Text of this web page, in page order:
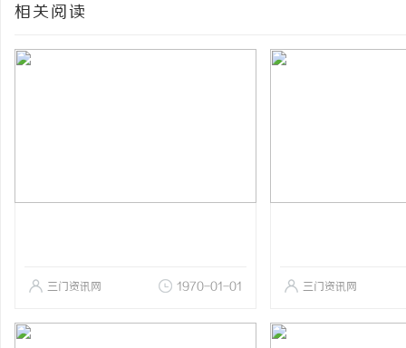
相关阅读
三门资讯网 1970-01-01 三门资讯网